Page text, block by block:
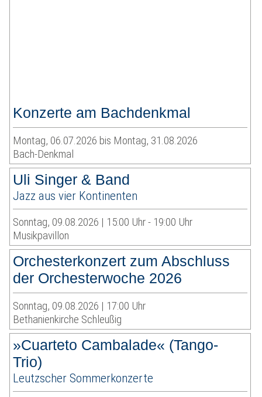
Konzerte am Bachdenkmal
Montag, 06.07.2026 bis Montag, 31.08.2026
Bach-Denkmal
Uli Singer & Band
Jazz aus vier Kontinenten
Sonntag, 09.08.2026 | 15:00 Uhr - 19:00 Uhr
Musikpavillon
Orchesterkonzert zum Abschluss
der Orchesterwoche 2026
Sonntag, 09.08.2026 | 17:00 Uhr
Bethanienkirche Schleußig
»Cuarteto Cambalade« (Tango-
Trio)
Leutzscher Sommerkonzerte